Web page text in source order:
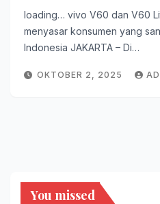
loading… vivo V60 dan V60
menyasar konsumen yang
Indonesia JAKARTA – Di…
OKTOBER 2, 2025
You missed